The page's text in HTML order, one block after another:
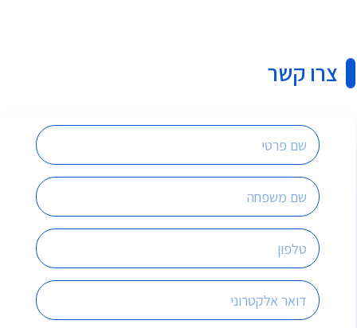
צרו קשר